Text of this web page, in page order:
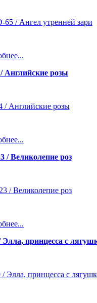
Английские розы
/ Великолепие роз
принцесса с